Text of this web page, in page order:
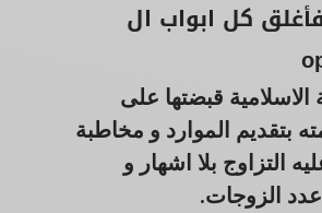
كل ابواب ال
قبضتها على
بتقديم الموارد و مخاطبة
التزاوج بلا اشهار و
الزوجات.